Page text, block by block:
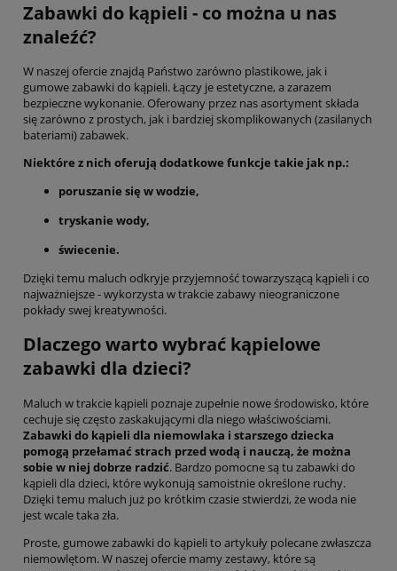
Zabawki do kąpieli - co można u nas
znaleźć?
W naszej ofercie znajdą Państwo zarówno plastikowe, jak i
gumowe zabawki do kąpieli. Łączy je estetyczne, a zarazem
bezpieczne wykonanie. Oferowany przez nas asortyment składa
się zarówno z prostych, jak i bardziej skomplikowanych (zasilanych
bateriami) zabawek.
Niektóre z nich oferują dodatkowe funkcje takie jak np.:
poruszanie się w wodzie,
tryskanie wody,
świecenie.
Dzięki temu maluch odkryje przyjemność towarzyszącą kąpieli i co
najważniejsze - wykorzysta w trakcie zabawy nieograniczone
pokłady swej kreatywności.
Dlaczego warto wybrać kąpielowe
zabawki dla dzieci?
Maluch w trakcie kąpieli poznaje zupełnie nowe środowisko, które
cechuje się często zaskakującymi dla niego właściwościami.
Zabawki do kąpieli dla niemowlaka i starszego dziecka
pomogą przełamać strach przed wodą i nauczą, że można
sobie w niej dobrze radzić. Bardzo pomocne są tu zabawki do
kąpieli dla dzieci, które wykonują samoistnie określone ruchy.
Dzięki temu maluch już po krótkim czasie stwierdzi, że woda nie
jest wcale taka zła.
Proste, gumowe zabawki do kąpieli to artykuły polecane zwłaszcza
niemowlętom. W naszej ofercie mamy zestawy, które są